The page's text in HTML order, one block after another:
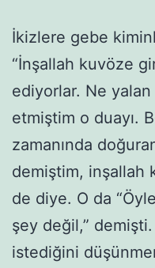
İkizlere gebe
“İnşallah kuvöze
ediyorlar. Ne
etmiştim o duayı.
zamanında
demiştim, inşallah
de diye. O da
şey değil,”
istediğini